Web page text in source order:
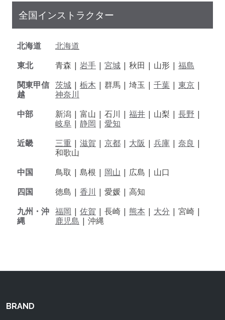
全国インストラクター
北海道
北海道
東北
青森 | 岩手 | 宮城 | 秋田 | 山形 | 福島
関東甲信
越
茨城 | 栃木 | 群馬 | 埼玉 | 千葉 | 東京 |
神奈川
中部
新潟 | 富山 | 石川 | 福井 | 山梨 | 長野 |
岐阜 | 静岡 | 愛知
近畿
三重 | 滋賀 | 京都 | 大阪 | 兵庫 | 奈良 |
和歌山
中国
鳥取 | 島根 | 岡山 | 広島 | 山口
四国
徳島 | 香川 | 愛媛 | 高知
九州・沖
縄
福岡 | 佐賀 | 長崎 | 熊本 | 大分 | 宮崎 |
鹿児島 | 沖縄
BRAND